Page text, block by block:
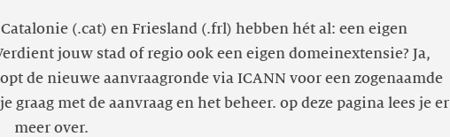
(.cat) en Friesland (.frl) hebben hét al: een eigen
jouw stad of regio ook een eigen domeinextensie? Ja,
de nieuwe aanvraagronde via ICANN voor een zogenaamde
graag met de aanvraag en het beheer. op deze pagina lees je er
meer over.